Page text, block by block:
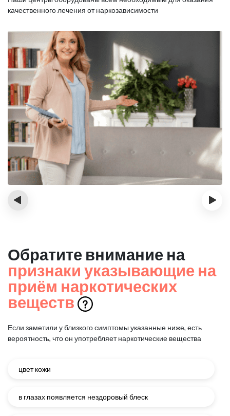
качественного лечения от наркозависимости
‹ ›
Обратите внимание на
признаки указывающие на
приём наркотических
веществ
Если заметили у близкого симптомы указанные ниже, есть
вероятность, что он употребляет наркотические вещества
цвет кожи
в глазах появляется нездоровый блеск